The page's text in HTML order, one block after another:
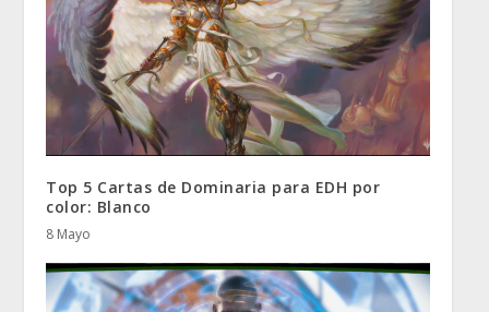
Top 5 Cartas de Dominaria para EDH por
color: Blanco
8 Mayo